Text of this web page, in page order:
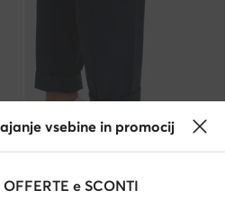
vsebine in promocij
e SCONTI